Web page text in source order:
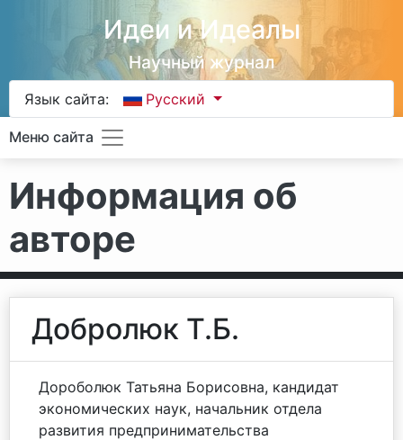
Идеи и Идеалы
Научный журнал
Язык сайта: Русский
Меню сайта
Информация об
авторе
Добролюк Т.Б.
Дороболюк Татьяна Борисовна, кандидат
экономических наук, начальник отдела
развития предпринимательства